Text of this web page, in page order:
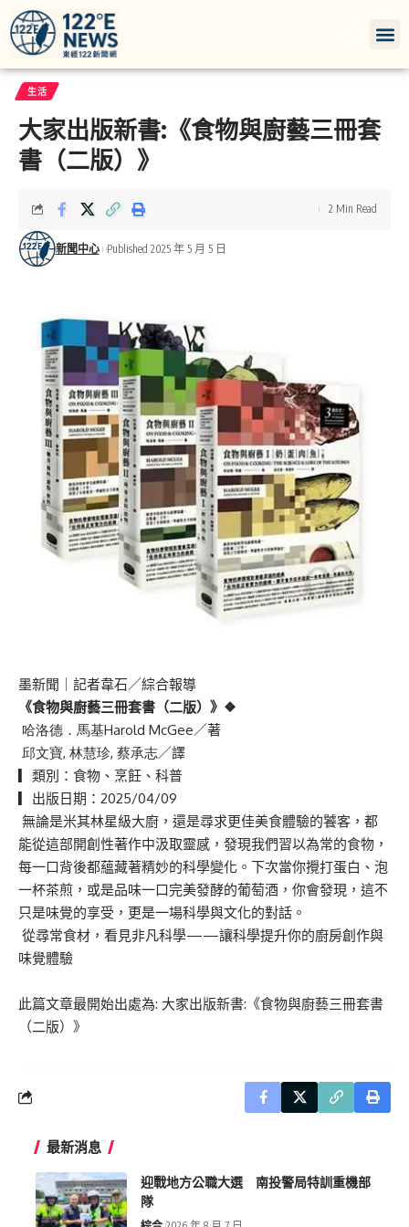
生活
大家出版新書:《食物與廚藝三冊套
書（二版）》
新聞中心 Published 2025 年 5 月 5 日
2 Min Read
墨新聞 ｜記者韋石／綜合報導
《食物與廚藝三冊套書（二版）》 ❖
哈洛德．馬基Harold McGee／著
邱文寶, 林慧珍, 蔡承志／譯
▎類別：食物、烹飪、科普
▎出版日期： 2025/04/09
無論是米其林星級大廚，還是尋求更佳美食體驗的饕客，都
能從這部開創性著作中汲取靈感，發現我們習以為常的食物，
每一口背後都蘊藏著精妙的科學變化。下次當你攪打蛋白、泡
一杯茶煎，或是品味一口完美發酵的葡萄酒，你會發現，這不
只是味覺的享受，更是一場科學與文化的對話。
從尋常食材，看見非凡科學——讓科學提升你的廚房創作與
味覺體驗
此篇文章最開始出處為: 大家出版新書:《食物與廚藝三冊套書
（二版）》
最新消息
迎戰地方公職大選 南投警局特訓重機部
隊